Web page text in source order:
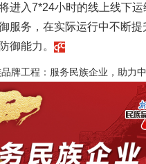
进入7*24小时的线上线下
服务，在实际运行中不断提
御能力。
牌工程：服务民族企业，助力